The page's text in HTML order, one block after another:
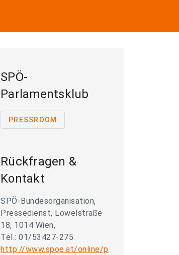
SPÖ-
Parlamentsklub
PRESSROOM
Rückfragen &
Kontakt
SPÖ-Bundesorganisation,
Pressedienst, Löwelstraße
18, 1014 Wien,
Tel.: 01/53427-275
http://www.spoe.at/online/p